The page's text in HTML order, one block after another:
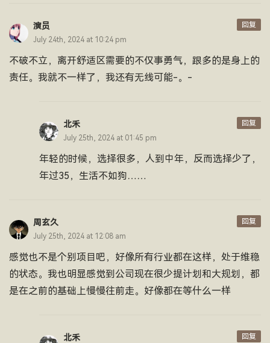
演员
July 24th, 2024 at 10:24 pm
不破不立，离开舒适区需要的不仅事勇气，跟多的是身上的
责任。我就不一样了，我还有无线可能-。-
回复
北禾
July 25th, 2024 at 01:45 pm
年轻的时候，选择很多，人到中年，反而选择少了，
年过35，生活不如狗……
回复
周玄久
July 25th, 2024 at 12:08 am
感觉也不是个别项目吧，好像所有行业都在这样，处于维稳
的状态。我也明显感觉到公司现在很少提计划和大规划，都
是在之前的基础上慢慢往前走。好像都在等什么一样
回复
北禾 回复